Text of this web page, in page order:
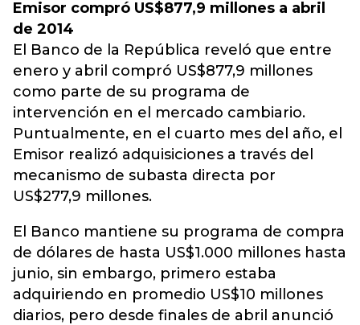
Emisor compró US$877,9 millones a abril
de 2014
El Banco de la República reveló que entre
enero y abril compró US$877,9 millones
como parte de su programa de
intervención en el mercado cambiario.
Puntualmente, en el cuarto mes del año, el
Emisor realizó adquisiciones a través del
mecanismo de subasta directa por
US$277,9 millones.
El Banco mantiene su programa de compra
de dólares de hasta US$1.000 millones hasta
junio, sin embargo, primero estaba
adquiriendo en promedio US$10 millones
diarios, pero desde finales de abril anunció